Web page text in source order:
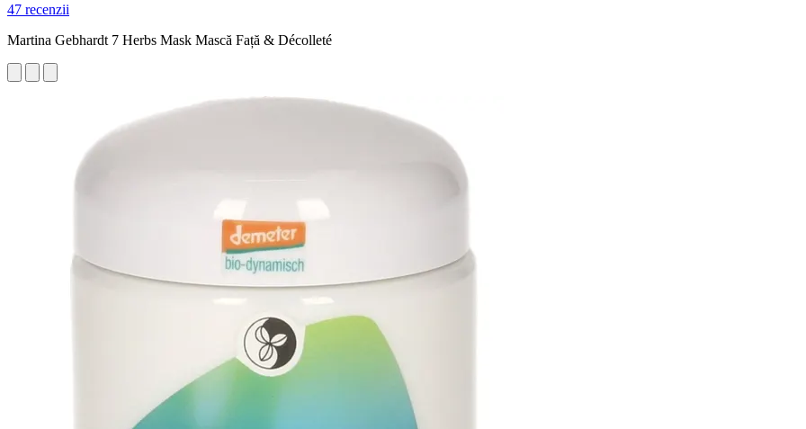
47 recenzii
Martina Gebhardt 7 Herbs Mask Mască Față & Décolleté